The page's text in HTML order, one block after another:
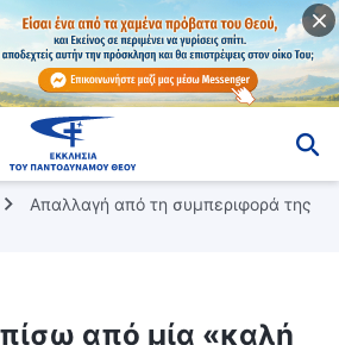
Απαλλαγή από τη συμπεριφορά της
πίσω από μία «καλή